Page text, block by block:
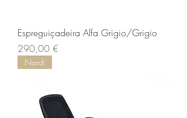
Espreguiçadeira Alfa Grigio/Grigio
Preço
290,00 €
Nardi